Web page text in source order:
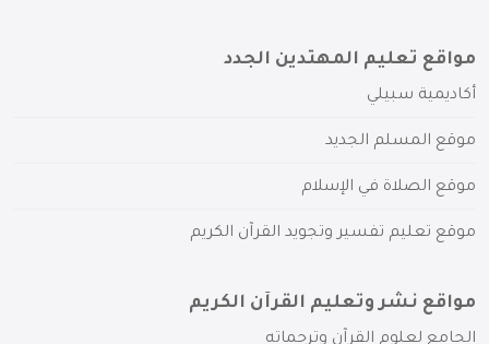
مواقع تعليم المهتدين الجدد
أكاديمية سبيلي
موقع المسلم الجديد
موقع الصلاة في الإسلام
موقع تعليم تفسير وتجويد القرآن الكريم
مواقع نشر وتعليم القرآن الكريم
الجامع لعلوم القرآن وترجماته